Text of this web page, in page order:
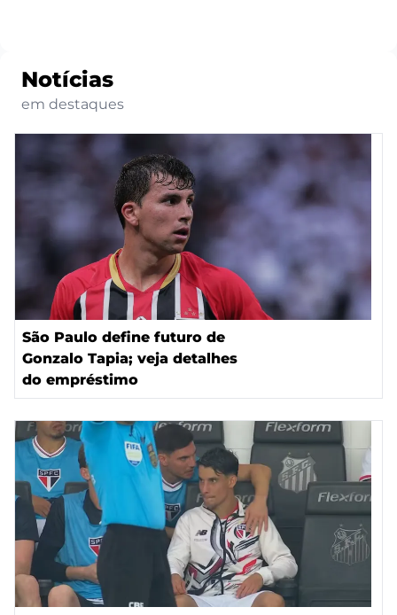
Notícias
em destaques
São Paulo define futuro de
Gonzalo Tapia; veja detalhes
do empréstimo